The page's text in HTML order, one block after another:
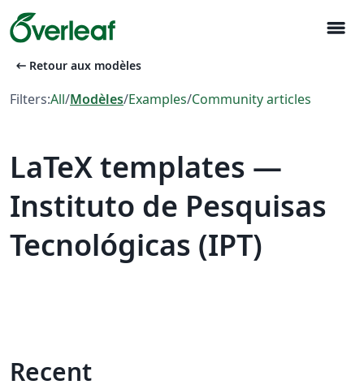
menu
arrow_left_alt Retour aux modèles
Filters:All/Modèles/Examples/Community articles
LaTeX templates —
Instituto de Pesquisas
Tecnológicas (IPT)
Recent